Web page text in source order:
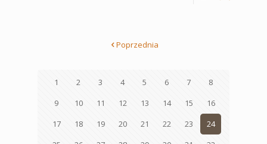
Poprzednia
1 2 3 4 5 6 7
8
9
10 11 12 13 14 15
16
17
18 19 20 21 22 23
24